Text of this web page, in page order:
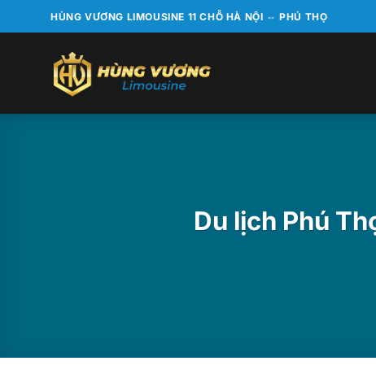
qua
HÙNG VƯƠNG LIMOUSINE 11 CHỖ HÀ NỘI ⇔ PHÚ THỌ
Du lịch Phú